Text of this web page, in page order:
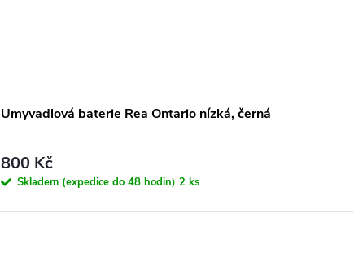
Umyvadlová baterie Rea Ontario nízká, černá
800 Kč
Skladem (expedice do 48 hodin) 2 ks